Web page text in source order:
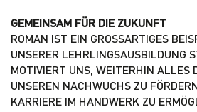
GEMEINSAM FÜR DIE ZUKUNFT
ROMAN IST EIN GROSSARTIGES
NSERER LEHRLINGSAUSBILDUNG
OTIVIERT UNS, WEITERHIN ALLES
NSEREN NACHWUCHS ZU FÖRDERN
ARRIERE IM HANDWERK ZU